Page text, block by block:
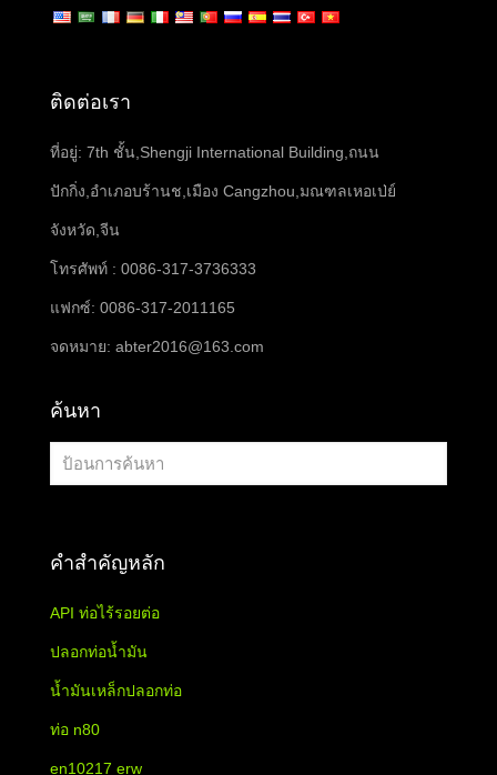
ติดต่อเรา
ที่อยู่: 7th ชั้น,Shengji International Building,ถนน
ปักกิ่ง,อำเภอบร้านช,เมือง Cangzhou,มณฑลเหอเป่ย์
จังหวัด,จีน
โทรศัพท์ : 0086-317-3736333
แฟกซ์: 0086-317-2011165
จดหมาย: abter2016@163.com
ค้นหา
คำสำคัญหลัก
API ท่อไร้รอยต่อ
ปลอกท่อน้ำมัน
น้ำมันเหล็กปลอกท่อ
ท่อ n80
en10217 erw